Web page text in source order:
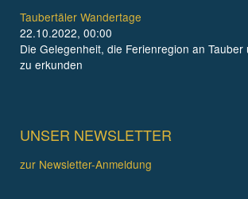
Taubertäler Wandertage
22.10.2022, 00:00
Die Gelegenheit, die Ferienregion an Tauber
zu erkunden
UNSER NEWSLETTER
zur Newsletter-Anmeldung